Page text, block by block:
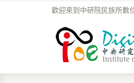
歡迎來到中研院民族所數